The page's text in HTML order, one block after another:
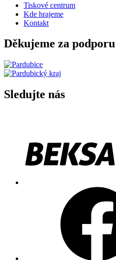
Tiskové centrum
Kde hrajeme
Kontakt
Děkujeme za podporu
Sledujte nás